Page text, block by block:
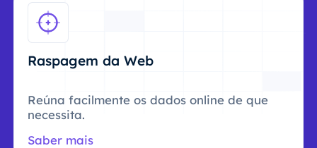
Raspagem da Web
Reúna facilmente os dados online de que
necessita.
Saber mais